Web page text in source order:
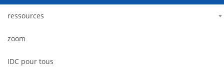
ressources
zoom
IDC pour tous